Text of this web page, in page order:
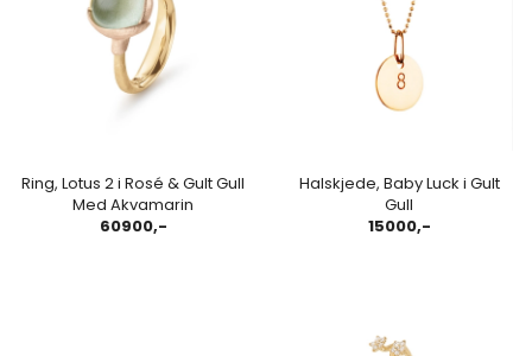
Ring, Lotus 2 i Rosé & Gult Gull
Med Akvamarin
60900,-
Halskjede, Baby Luck i Gult
Gull
15000,-